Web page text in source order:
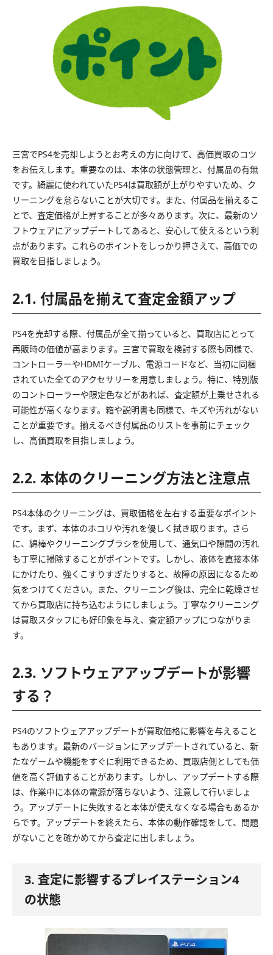
三宮でPS4を売却しようとお考えの方に向けて、高価買取のコツ
をお伝えします。重要なのは、本体の状態管理と、付属品の有無
です。綺麗に使われていたPS4は買取額が上がりやすいため、ク
リーニングを怠らないことが大切です。また、付属品を揃えるこ
とで、査定価格が上昇することが多々あります。次に、最新のソ
フトウェアにアップデートしてあると、安心して使えるという利
点があります。これらのポイントをしっかり押さえて、高価での
買取を目指しましょう。
2.1. 付属品を揃えて査定金額アップ
PS4を売却する際、付属品が全て揃っていると、買取店にとって
再販時の価値が高まります。三宮で買取を検討する際も同様で、
コントローラーやHDMIケーブル、電源コードなど、当初に同梱
されていた全てのアクセサリーを用意しましょう。特に、特別版
のコントローラーや限定色などがあれば、査定額が上乗せされる
可能性が高くなります。箱や説明書も同様で、キズや汚れがない
ことが重要です。揃えるべき付属品のリストを事前にチェック
し、高価買取を目指しましょう。
2.2. 本体のクリーニング方法と注意点
PS4本体のクリーニングは、買取価格を左右する重要なポイント
です。まず、本体のホコリや汚れを優しく拭き取ります。さら
に、綿棒やクリーニングブラシを使用して、通気口や隙間の汚れ
も丁寧に掃除することがポイントです。しかし、液体を直接本体
にかけたり、強くこすりすぎたりすると、故障の原因になるため
気をつけてください。また、クリーニング後は、完全に乾燥させ
てから買取店に持ち込むようにしましょう。丁寧なクリーニング
は買取スタッフにも好印象を与え、査定額アップにつながりま
す。
2.3. ソフトウェアアップデートが影響
する？
PS4のソフトウェアアップデートが買取価格に影響を与えること
もあります。最新のバージョンにアップデートされていると、新
たなゲームや機能をすぐに利用できるため、買取店側としても価
値を高く評価することがあります。しかし、アップデートする際
は、作業中に本体の電源が落ちないよう、注意して行いましょ
う。アップデートに失敗すると本体が使えなくなる場合もあるか
らです。アップデートを終えたら、本体の動作確認をして、問題
がないことを確かめてから査定に出しましょう。
3. 査定に影響するプレイステーション4
の状態